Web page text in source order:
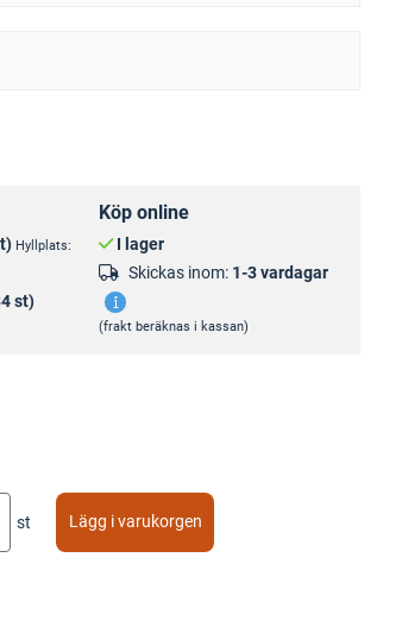
Hyllplats:
st)
Köp online
I lager
Skickas inom: 1-3 vardagar
(frakt beräknas i kassan)
st Lägg i varukorgen